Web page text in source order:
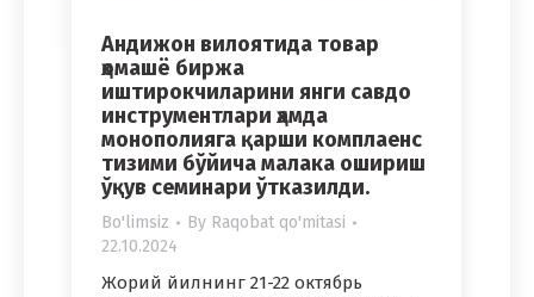
Андижон вилоятида товар
ҳомашё биржа
иштирокчиларини янги савдо
инструментлари ҳамда
монополияга қарши комплаенс
тизими бўйича малака ошириш
ўқув семинари ўтказилди.
Bo'limsiz By Raqobat qo'mitasi
22.10.2024
Жорий йилнинг 21-22 октябрь